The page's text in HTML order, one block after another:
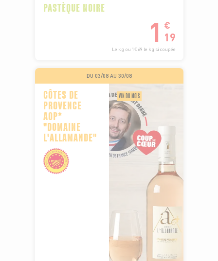
PASTÈQUE NOIRE
1 €
19
Le kg ou 1€69 le kg si coupée
DU 03/08 AU 30/08
CÔTES DE
PROVENCE
AOP*
"DOMAINE
L'ALLAMANDE"
VIN DU MOIS